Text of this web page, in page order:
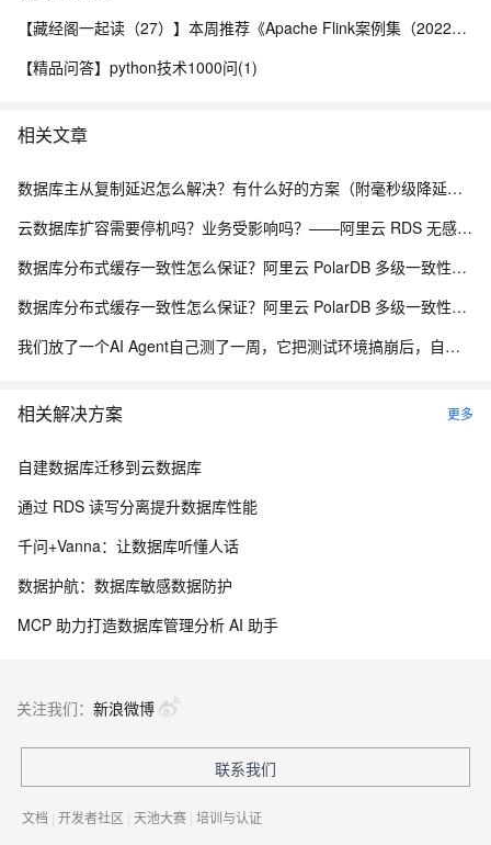
【藏经阁一起读（27）】本周推荐《Apache Flink案例集（2022版）》，你有哪些心得？
【精品问答】python技术1000问(1)
相关文章
数据库主从复制延迟怎么解决？有什么好的方案（附毫秒级降延迟实战）
云数据库扩容需要停机吗？业务受影响吗？——阿里云 RDS 无感变配全解析
数据库分布式缓存一致性怎么保证？阿里云 PolarDB 多级一致性架构解析
数据库分布式缓存一致性怎么保证？阿里云 PolarDB 多级一致性架构解析
我们放了一个AI Agent自己测了一周，它把测试环境搞崩后，自己写了复盘报告申请了运维权限
相关解决方案 更多
自建数据库迁移到云数据库
通过 RDS 读写分离提升数据库性能
千问+Vanna：让数据库听懂人话
数据护航：数据库敏感数据防护
MCP 助力打造数据库管理分析 AI 助手
关注我们： 新浪微博
联系我们
文档 | 开发者社区 | 天池大赛 | 培训与认证